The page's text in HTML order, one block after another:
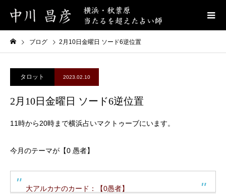
ブログ 2月10日金曜日 ソード6逆位置
タロット 2023.02.10
2月10日金曜日 ソード6逆位置
11時から20時まで横浜占いマクトゥーブにいます。
今月のテーマが【0 愚者】
大アルカナのカード：【0愚者】